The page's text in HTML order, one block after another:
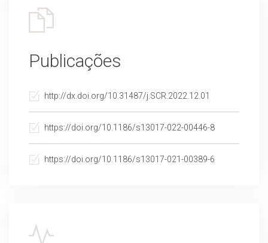
Publicações
http://dx.doi.org/10.31487/j.SCR.2022.12.01
https://doi.org/10.1186/s13017-022-00446-8
https://doi.org/10.1186/s13017-021-00389-6